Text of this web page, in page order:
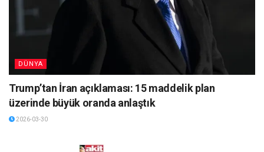
DÜNYA
Trump’tan İran açıklaması: 15 maddelik plan
üzerinde büyük oranda anlaştık
2026-03-30